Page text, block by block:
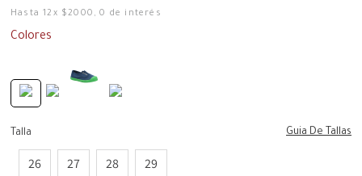
Hasta12 x $2000 ,0 de interés
Colores
Talla Guia De Tallas
26 27 28 29